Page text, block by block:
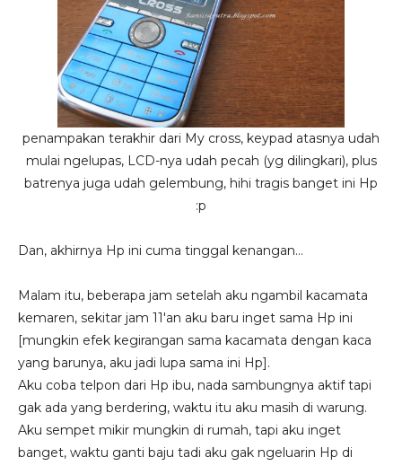
penampakan terakhir dari My cross, keypad atasnya udah
mulai ngelupas, LCD-nya udah pecah (yg dilingkari), plus
batrenya juga udah gelembung, hihi tragis banget ini Hp
:p
Dan, akhirnya Hp ini cuma tinggal kenangan...
Malam itu, beberapa jam setelah aku ngambil kacamata
kemaren, sekitar jam 11'an aku baru inget sama Hp ini
[mungkin efek kegirangan sama kacamata dengan kaca
yang barunya, aku jadi lupa sama ini Hp].
Aku coba telpon dari Hp ibu, nada sambungnya aktif tapi
gak ada yang berdering, waktu itu aku masih di warung.
Aku sempet mikir mungkin di rumah, tapi aku inget
banget, waktu ganti baju tadi aku gak ngeluarin Hp di